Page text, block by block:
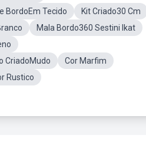
BordoEm Tecido
Kit Criado30 Cm
Mala Bordo360 Sestini Ikat
CriadoMudo
Cor Marfim
Rustico